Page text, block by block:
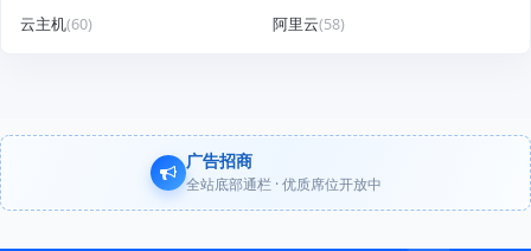
云主机(60) 阿里云(58)
广告招商
全站底部通栏 · 优质席位开放中